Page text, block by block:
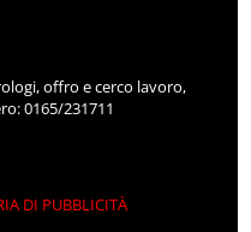
offro e cerco lavoro,
0165/231711
DI PUBBLICITÀ